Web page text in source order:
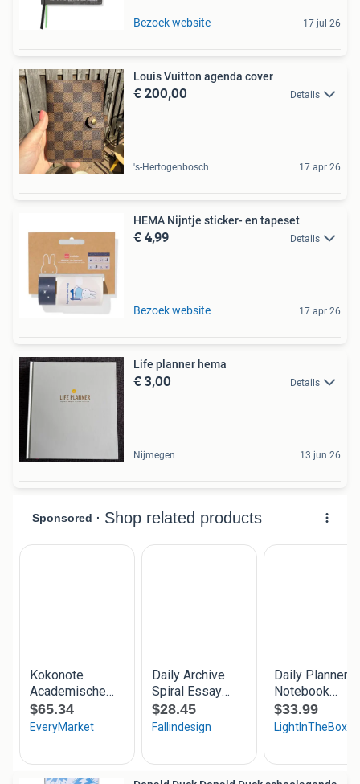
Bezoek website 17 jul 26
Louis Vuitton agenda cover
€ 200,00 Details
's-Hertogenbosch 17 apr 26
HEMA Nijntje sticker- en tapeset
€ 4,99 Details
Bezoek website 17 apr 26
Life planner hema
€ 3,00 Details
Nijmegen 13 jun 26